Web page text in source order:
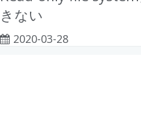
きない
2020-03-28